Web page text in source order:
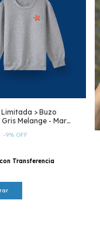
Limitada > Buzo
Melange - Mar
-9% OFF
con Transferencia